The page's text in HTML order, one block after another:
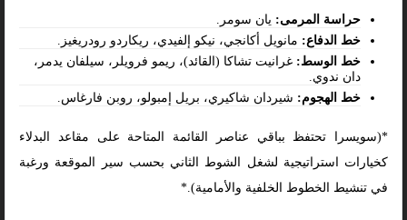
حراسة المرمى: يان سومر.
خط الدفاع: مانويل أكانجي، نيكو إلفيدي، ريكاردو رودريغيز.
خط الوسط: غرانيت تشاكا (القائد)، ريمو فرويلر، سيلفان يدمر،
دان ندوي.
خط الهجوم: شيردان شاكيري، بريل إمبولو، روبن فارغاس.
*(سويسرا تحتفظ بباقي عناصر القائمة المتاحة على مقاعد البدلاء
كخيارات استراتيجية لشغل الشوط الثاني بحسب سير الموقعة ورغبة
في تنشيط الخطوط الخلفية والأمامية).*